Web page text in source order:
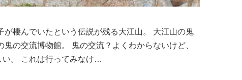
が棲んでいたという伝説が残る大江山。 大江山の鬼
の交流博物館。 鬼の交流？よくわからないけど、
い。 これは行ってみなけ…